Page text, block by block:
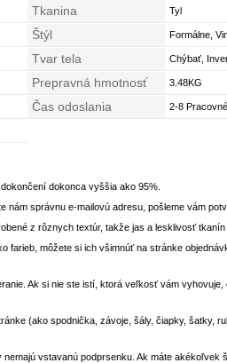
Tkanina Tyl
Štýl Formálne,
Tvar tela Chýbať,
Prepravná hmotnosť 3.48KG
Čas odoslania 2-8 Pracovné
dokonca vyššia ako 95%.
správnu e-mailovú adresu, pošleme vám
z rôznych textúr, takže jas a lesklivosť
môžete si ich všimnúť na stránke
Ak si nie ste istí, ktorá veľkosť vám
(ako spodnička, závoje, šály, čiapky, šatky,
vstavanú podprsenku. Ak máte akékoľvek